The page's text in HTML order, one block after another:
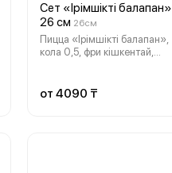
Сет «Ірімшіктi балапан»
26 см 26см
Пицца «Ірімшіктi балапан»,
кола 0,5, фри кішкентай,
от 4090 ₸